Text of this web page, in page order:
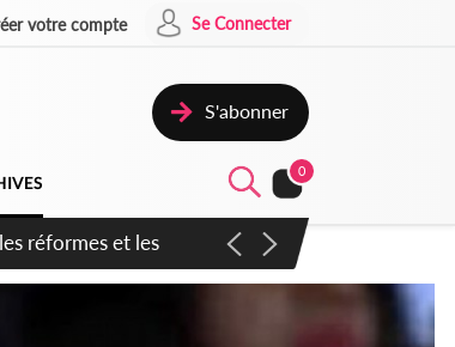
votre compte Se Connecter
S'abonner
0
pour accélérer le